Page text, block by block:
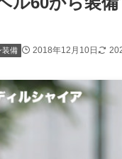
装備 2018年12月10日